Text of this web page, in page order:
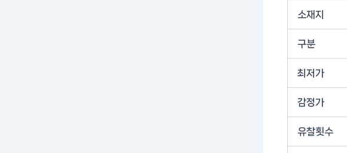
소재지
구분
최저가
감정가
유찰횟수